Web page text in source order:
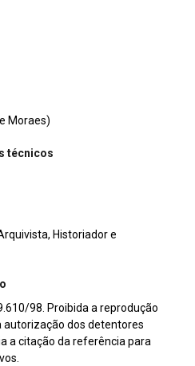
Moraes)
técnicos
Historiador e
98. Proibida a reprodução
autorização dos detentores
a citação da referência para